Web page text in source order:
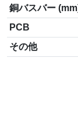
銅バスバー
PCB
その他